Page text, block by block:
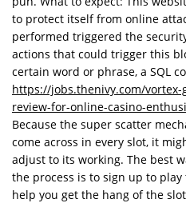
to protect itself from online
performed triggered the
actions that could trigger this
certain word or phrase, a SQL
https://jobs.thenivy.com/vortex-
review-for-online-casino-
Because the super scatter
come across in every slot, it
adjust to its working. The best
the process is to sign up to
help you get the hang of the